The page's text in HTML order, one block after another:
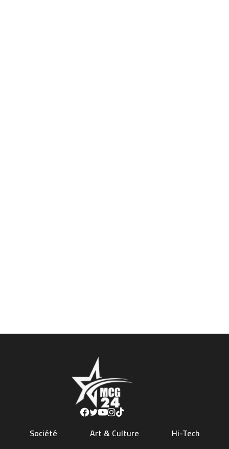
Société
Art & Culture
Hi-Tech